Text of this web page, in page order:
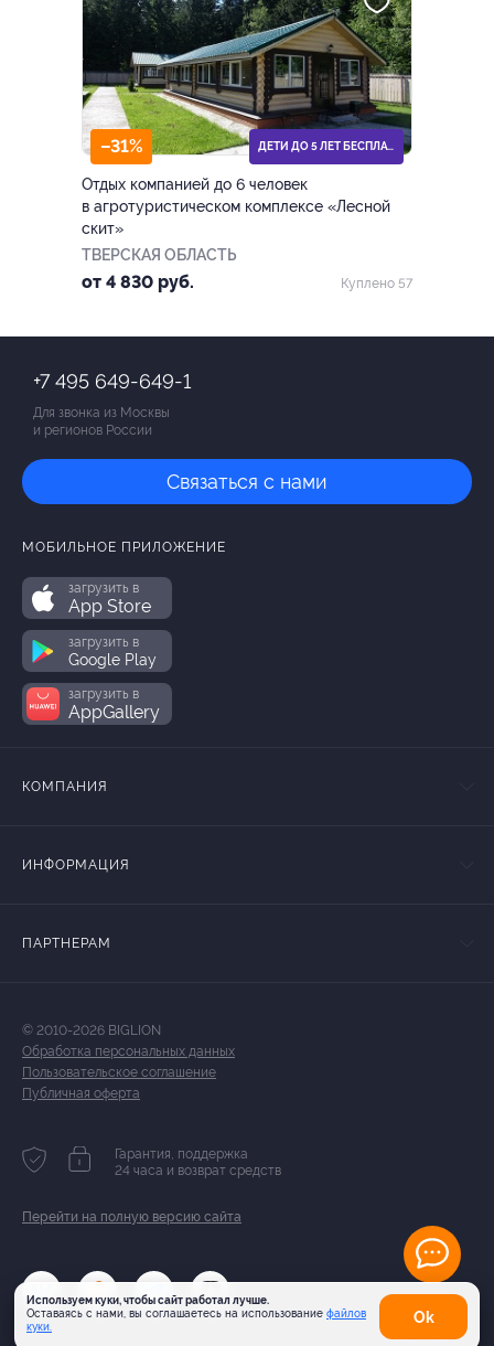
–31% ДЕТИ ДО 5 ЛЕТ БЕСПЛАТНО
Отдых компанией до 6 человек
в агротуристическом комплексе «Лесной
скит»
ТВЕРСКАЯ ОБЛАСТЬ
от 4 830 руб. Куплено 57
Используем куки, чтобы сайт работал лучше.
Оставаясь с нами, вы соглашаетесь на использование файлов
куки.
Оk
+7 495 649-649-1
Для звонка из Москвы
и регионов России
Связаться с нами
МОБИЛЬНОЕ ПРИЛОЖЕНИЕ
загрузить в
App Store
загрузить в
Google Play
загрузить в
AppGallery
КОМПАНИЯ
ИНФОРМАЦИЯ
ПАРТНЕРАМ
© 2010-2026 BIGLION
Обработка персональных данных
Пользовательское соглашение
Публичная оферта
Гарантия, поддержка
24 часа и возврат средств
Перейти на полную версию сайта